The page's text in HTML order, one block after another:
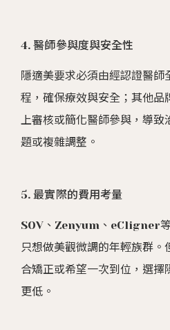
4. 醫師參與度與安全性
隱適美要求必須由經認證醫師
程，確保療效與安全；其他品
上審核或簡化醫師參與，導
題或複雜調整。
5. 最實際的費用考量
SOV、Zenyum、eCligner
只想做美觀微調的年輕族群
合矯正或希望一次到位，選擇
更低。